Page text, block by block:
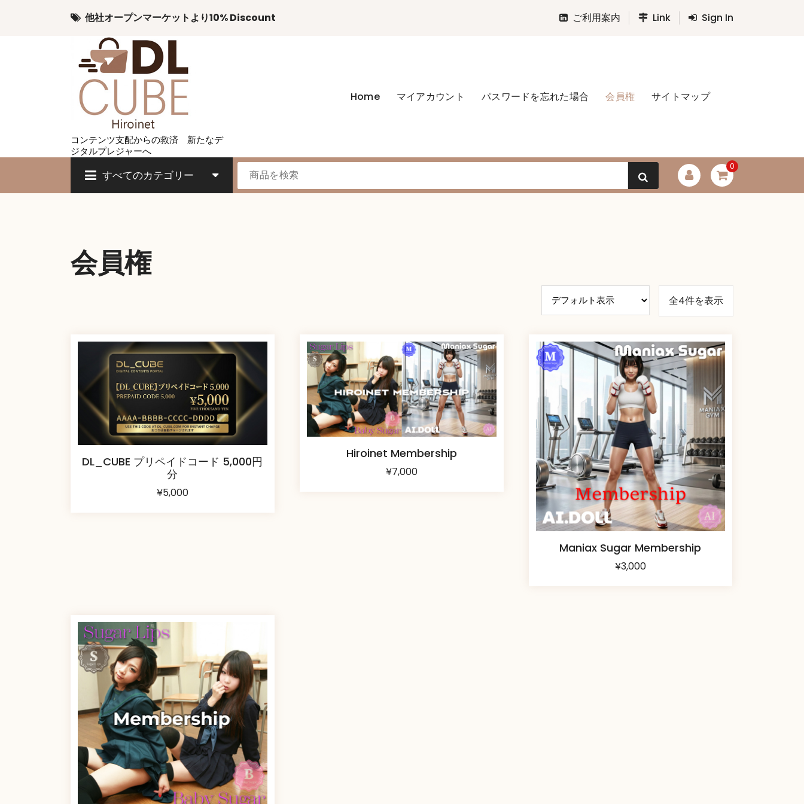
他社オープンマーケットより10% Discount ご利用案内 Link Sign In
コンテンツ支配からの救済 新たなデ
ジタルプレジャーへ
Home マイアカウント パスワードを忘れた場合 会員権 サイトマップ
すべてのカテゴリー
0
会員権
全4件を表示
DL_CUBE プリペイドコード 5,000円
分
¥5,000
Hiroinet Membership
¥7,000
Maniax Sugar Membership
¥3,000